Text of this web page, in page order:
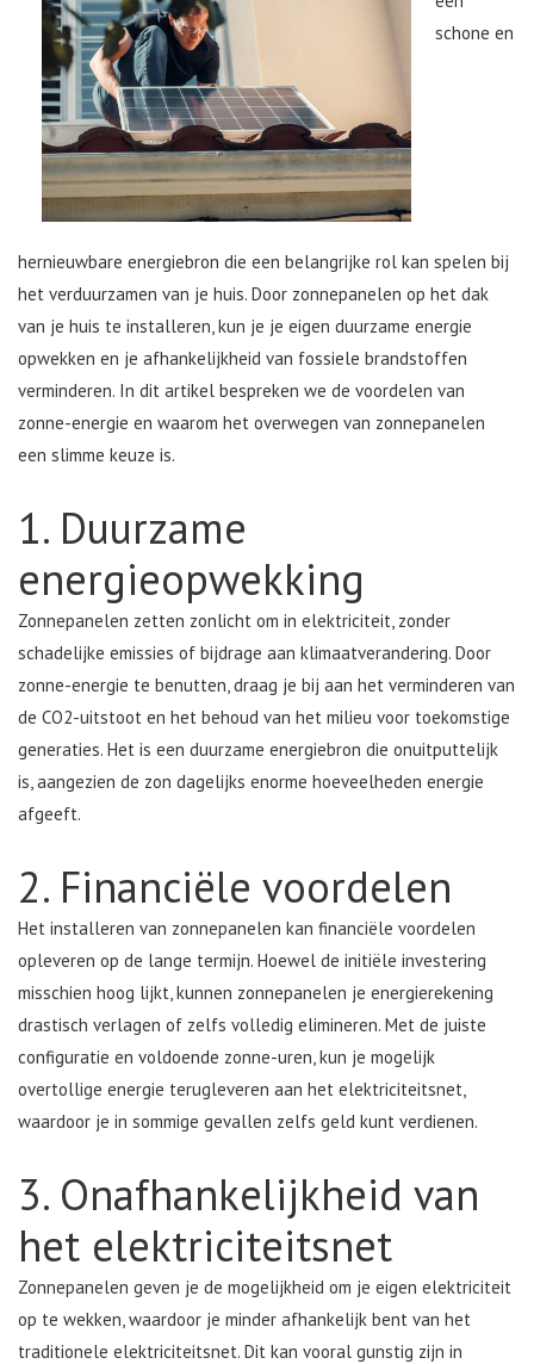
schone en
hernieuwbare energiebron die een belangrijke rol kan spelen bij
het verduurzamen van je huis. Door zonnepanelen op het dak
van je huis te installeren, kun je je eigen duurzame energie
opwekken en je afhankelijkheid van fossiele brandstoffen
verminderen. In dit artikel bespreken we de voordelen van
zonne-energie en waarom het overwegen van zonnepanelen
een slimme keuze is.
1. Duurzame
energieopwekking
Zonnepanelen zetten zonlicht om in elektriciteit, zonder
schadelijke emissies of bijdrage aan klimaatverandering. Door
zonne-energie te benutten, draag je bij aan het verminderen van
de CO2-uitstoot en het behoud van het milieu voor toekomstige
generaties. Het is een duurzame energiebron die onuitputtelijk
is, aangezien de zon dagelijks enorme hoeveelheden energie
afgeeft.
2. Financiële voordelen
Het installeren van zonnepanelen kan financiële voordelen
opleveren op de lange termijn. Hoewel de initiële investering
misschien hoog lijkt, kunnen zonnepanelen je energierekening
drastisch verlagen of zelfs volledig elimineren. Met de juiste
configuratie en voldoende zonne-uren, kun je mogelijk
overtollige energie terugleveren aan het elektriciteitsnet,
waardoor je in sommige gevallen zelfs geld kunt verdienen.
3. Onafhankelijkheid van
het elektriciteitsnet
Zonnepanelen geven je de mogelijkheid om je eigen elektriciteit
op te wekken, waardoor je minder afhankelijk bent van het
traditionele elektriciteitsnet. Dit kan vooral gunstig zijn in